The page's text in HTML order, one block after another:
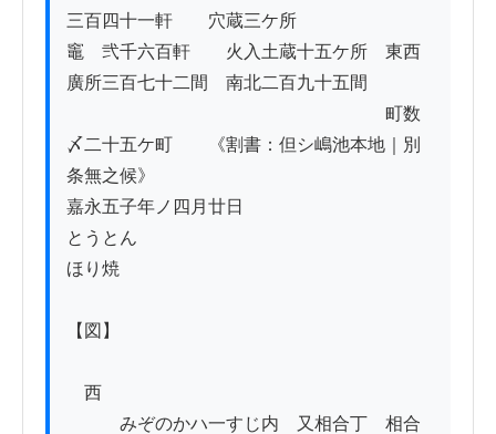
三百四十一軒　　穴蔵三ケ所
竈　弐千六百軒　　火入土蔵十五ケ所　東西
廣所三百七十二間　南北二百九十五間
町数
〆二十五ケ町　　《割書：但シ嶋池本地｜別
条無之候》
嘉永五子年ノ四月廿日
とうとん
ほり焼
【図】
西
みぞのかハ一すじ内　又相合丁　相合